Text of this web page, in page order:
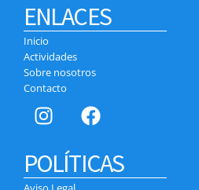
ENLACES
Inicio
Actividades
Sobre nosotros
Contacto
POLÍTICAS